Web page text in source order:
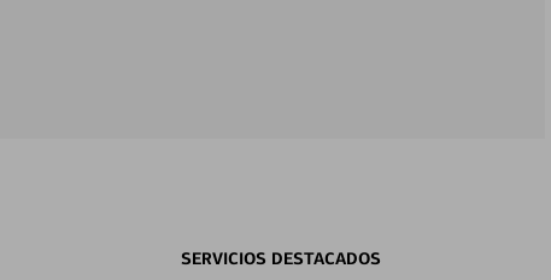
SERVICIOS DESTACADOS